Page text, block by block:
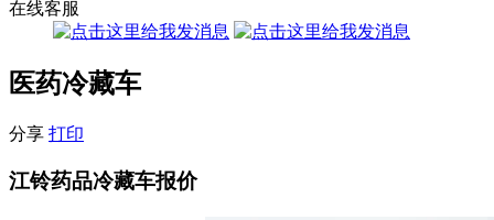
在线客服
医药冷藏车
分享 打印
江铃药品冷藏车报价